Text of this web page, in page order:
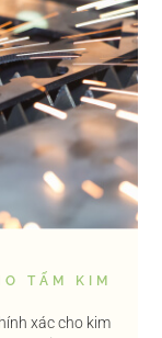
TẤM KIM
xác cho kim